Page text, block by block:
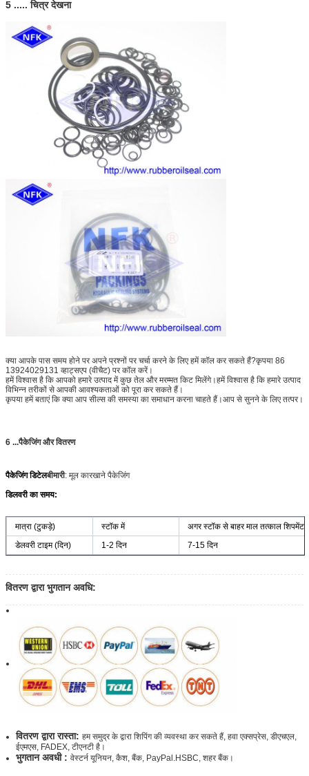
5 ..... चित्र देखना
क्या आपके पास समय होने पर अपने प्रश्नों पर चर्चा करने के लिए हमें कॉल कर सकते हैं?कृपया 86
13924029131 व्हाट्सएप (वीचैट) पर कॉल करें।
हमें विश्वास है कि आपको हमारे उत्पाद में कुछ तेल और मरम्मत किट मिलेंगे।हमें विश्वास है कि हमारे उत्पाद
विभिन्न तरीकों से आपकी आवश्यकताओं को पूरा कर सकते हैं।
कृपया हमें बताएं कि क्या आप सील्स की समस्या का समाधान करना चाहते हैं।आप से सुनने के लिए तत्पर।
6 ...पैकेजिंग और वितरण
पैकेजिंग डिटेलबीमारी: मूल कारखाने पैकेजिंग
डिलवरी का समय:
मात्रा (टुकड़े) स्टॉक में
अगर स्टॉक से बाहर माल तत्काल शिपमेंट
डेलवरी टाइम (दिन)
1-2 दिन 7-15 दिन
वितरण द्वारा भुगतान अवधि:
वितरण द्वारा रास्ता: हम समुद्र के द्वारा शिपिंग की व्यवस्था कर सकते हैं, हवा एक्सप्रेस, डीएचएल,
ईएमएस, FADEX, टीएनटी है।
भुगतान अवधी : वेस्टर्न यूनियन, कैश, बैंक, PayPal.HSBC, शहर बैंक।